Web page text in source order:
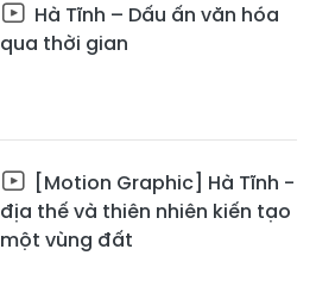
Hà Tĩnh – Dấu ấn văn hóa
qua thời gian
[Motion Graphic] Hà Tĩnh -
địa thế và thiên nhiên kiến tạo
một vùng đất